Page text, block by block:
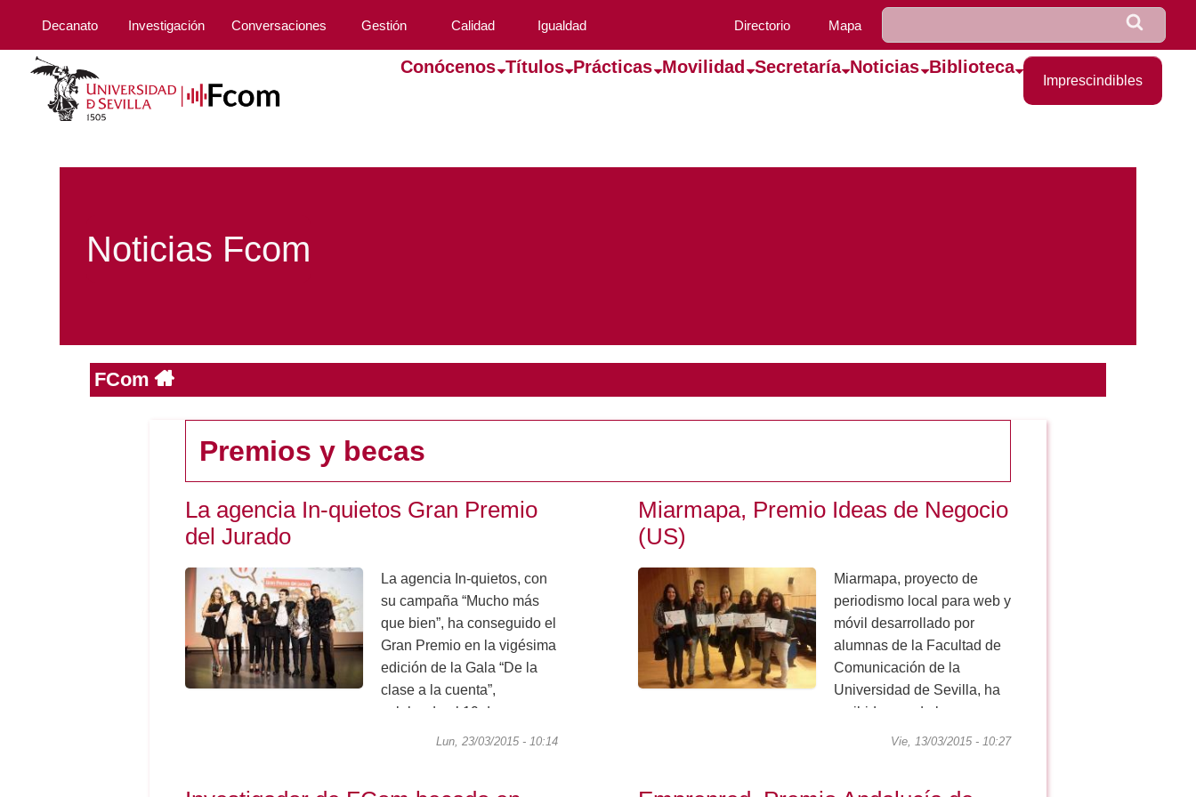
Decanato Investigación Conversaciones Gestión Calidad Igualdad Directorio Mapa
Conócenos Títulos Prácticas Movilidad Secretaría Noticias Biblioteca
Imprescindibles
Noticias Fcom
FCom
Premios y becas
La agencia In-quietos Gran Premio
del Jurado
La agencia In-quietos, con
su campaña “Mucho más
que bien”, ha conseguido el
Gran Premio en la vigésima
edición de la Gala “De la
clase a la cuenta”,
celebrada el 19 de marzo
en la Facultad de
Lun, 23/03/2015 - 10:14
Miarmapa, Premio Ideas de Negocio
(US)
Miarmapa, proyecto de
periodismo local para web y
móvil desarrollado por
alumnas de la Facultad de
Comunicación de la
Universidad de Sevilla, ha
recibido uno de los
galardones del X Concurso
Vie, 13/03/2015 - 10:27